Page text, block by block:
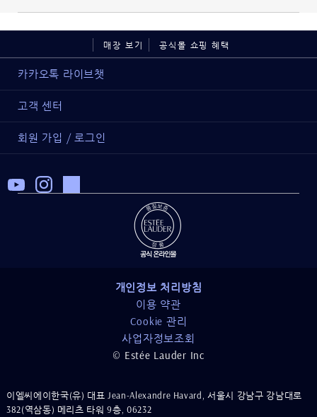
매장 보기 공식몰 쇼핑 혜택
카카오톡 라이브챗
고객 센터
회원 가입 / 로그인
개인정보 처리방침
이용 약관
Cookie 관리
사업자정보조회
© Estée Lauder Inc
이엘씨에이한국(유) 대표 Jean-Alexandre Havard, 서울시 강남구 강남대로
382(역삼동) 메리츠 타워 9층, 06232